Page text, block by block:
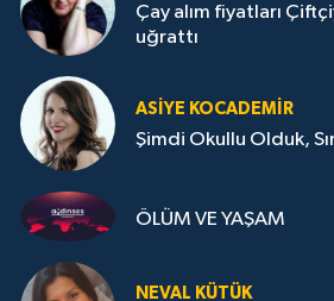
Çay alım fiyatları
uğrattı
ASIYE KOCADEMİR
Şimdi Okullu Olduk,
ÖLÜM VE YAŞAM
NEVAL KÜTÜK